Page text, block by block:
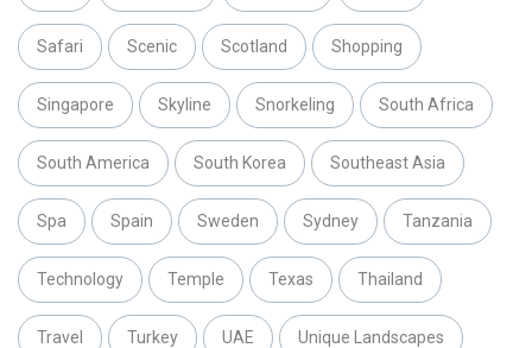
Safari Scenic Scotland Shopping
Singapore Skyline Snorkeling South Africa
South America South Korea Southeast Asia
Spa Spain Sweden Sydney Tanzania
Technology Temple Texas Thailand
Travel Turkey UAE Unique Landscapes